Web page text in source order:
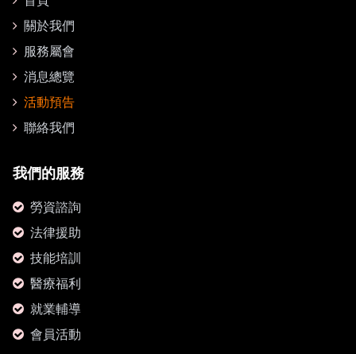
關於我們
服務屬會
消息總覽
活動預告
聯絡我們
我們的服務
勞資諮詢
法律援助
技能培訓
醫療福利
就業輔導
會員活動